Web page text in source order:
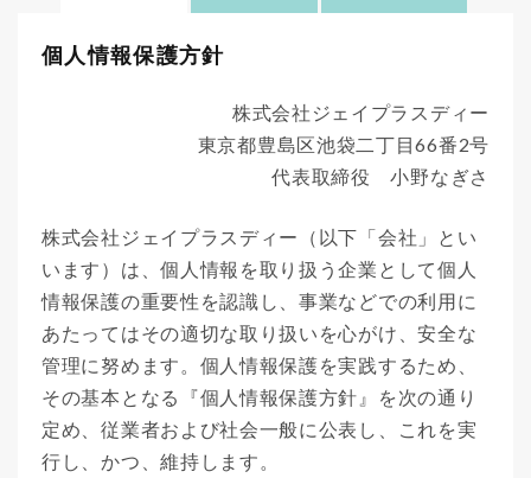
個人情報保護方針
株式会社ジェイプラスディー
東京都豊島区池袋二丁目66番2号
代表取締役 小野なぎさ
株式会社ジェイプラスディー（以下「会社」とい
います）は、個人情報を取り扱う企業として個人
情報保護の重要性を認識し、事業などでの利用に
あたってはその適切な取り扱いを心がけ、安全な
管理に努めます。個人情報保護を実践するため、
その基本となる『個人情報保護方針』を次の通り
定め、従業者および社会一般に公表し、これを実
行し、かつ、維持します。